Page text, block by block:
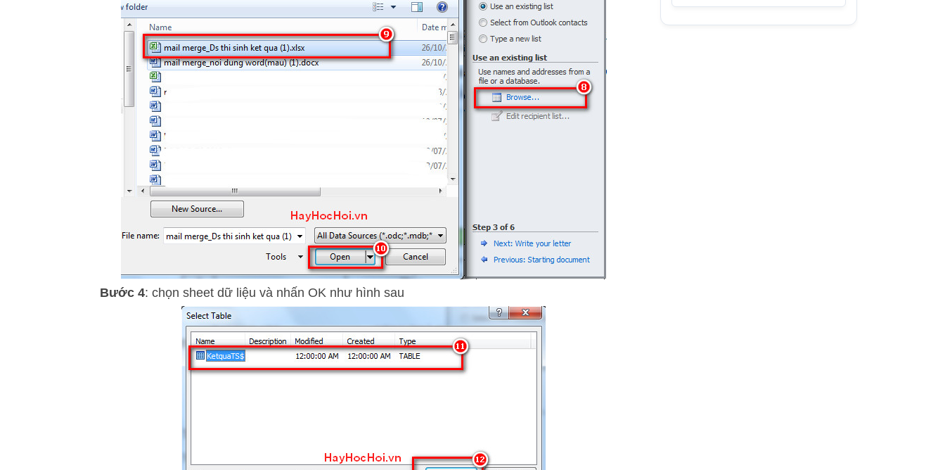
Bước 4: chọn sheet dữ liệu và nhấn OK như hình sau